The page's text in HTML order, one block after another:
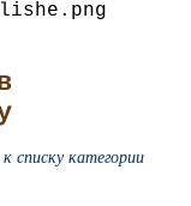
списку категории